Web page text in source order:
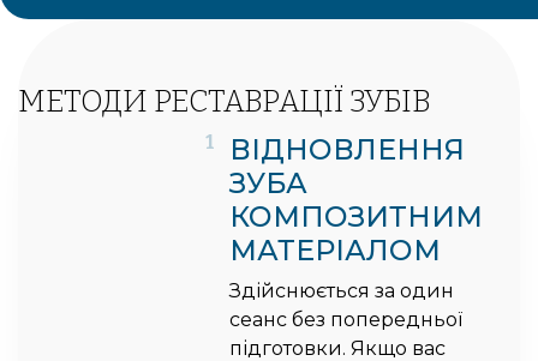
МЕТОДИ РЕСТАВРАЦІЇ ЗУБІВ
1
ВІДНОВЛЕННЯ
ЗУБА
КОМПОЗИТНИМ
МАТЕРІАЛОМ
Здійснюється за один
сеанс без попередньої
підготовки. Якщо вас